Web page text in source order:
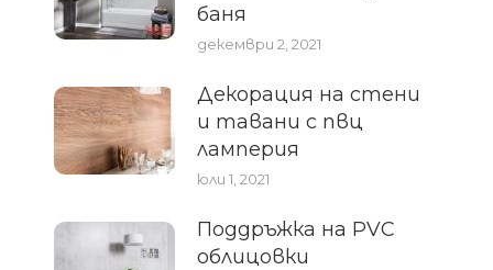
баня
декември 2, 2021
Декорация на стени
и тавани с пвц
ламперия
юли 1, 2021
Поддръжка на PVC
облицовки